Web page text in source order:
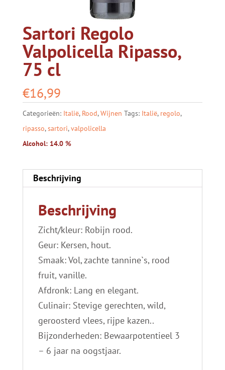
Sartori Regolo
Valpolicella Ripasso,
75 cl
€16,99
Categorieën: Italië, Rood,Wijnen Tags: Italië, regolo,
ripasso,sartori,valpolicella
Alcohol: 14.0 %
Beschrijving
Beschrijving
Zicht/kleur: Robijn rood.
Geur: Kersen, hout.
Smaak: Vol, zachte tannine`s, rood
fruit, vanille.
Afdronk: Lang en elegant.
Culinair: Stevige gerechten, wild,
geroosterd vlees, rijpe kazen..
Bijzonderheden: Bewaarpotentieel 3
– 6 jaar na oogstjaar.